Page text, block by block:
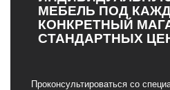
МЕБЕЛЬ ПОД
КОНКРЕТНЫЙ
СТАНДАРТНЫХ
Проконсультироваться со